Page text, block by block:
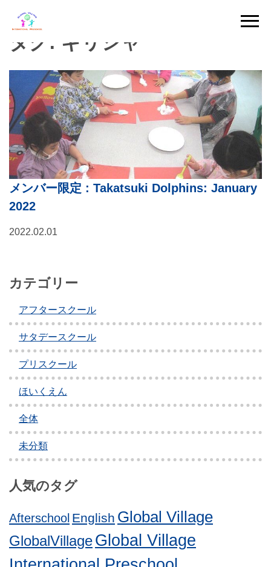
Skip
contentタグ: ギリシャ
メンバー限定 : Takatsuki Dolphins: January
2022
2022.02.01
カテゴリー
アフタースクール
サタデースクール
プリスクール
ほいくえん
全体
未分類
人気のタグ
Afterschool English Global Village
GlobalVillageGlobal Village